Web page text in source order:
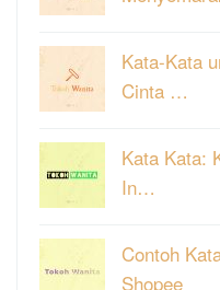
Kata-Kata
Cinta …
Kata Kata:
In…
Contoh
Shopee